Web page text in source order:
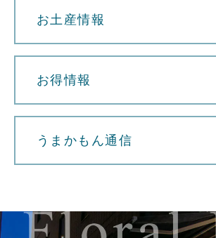
お土産情報
お得情報
うまかもん通信